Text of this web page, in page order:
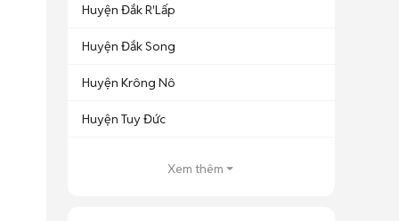
Huyện Đắk R'Lấp
Huyện Đắk Song
Huyện Krông Nô
Huyện Tuy Đức
Xem thêm